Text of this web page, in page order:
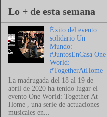
Lo + de esta semana
Éxito del evento
solidario Un
Mundo:
#JuntosEnCasa One
World:
#TogetherAtHome
La madrugada del 18 al 19 de
abril de 2020 ha tenido lugar el
evento One World: Together At
Home , una serie de actuaciones
musicales en...